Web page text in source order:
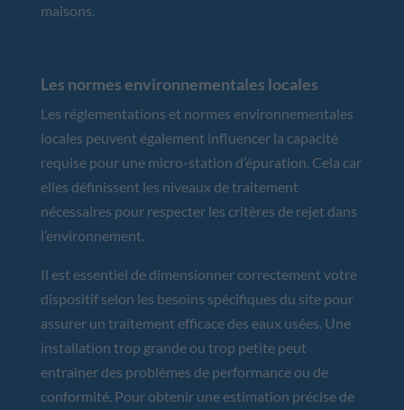
maisons.
Les normes environnementales locales
Les réglementations et normes environnementales
locales peuvent également influencer la capacité
requise pour une micro-station d’épuration. Cela car
elles définissent les niveaux de traitement
nécessaires pour respecter les critères de rejet dans
l’environnement.
Il est essentiel de dimensionner correctement votre
dispositif selon les besoins spécifiques du site pour
assurer un traitement efficace des eaux usées. Une
installation trop grande ou trop petite peut
entraîner des problèmes de performance ou de
conformité. Pour obtenir une estimation précise de